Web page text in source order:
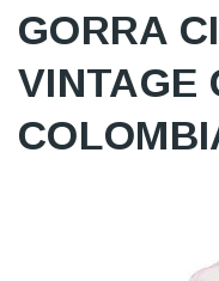
GORRA
VINTAGE